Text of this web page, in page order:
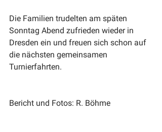
Die Familien trudelten am späten
Sonntag Abend zufrieden wieder in
Dresden ein und freuen sich schon auf
die nächsten gemeinsamen
Turnierfahrten.
Bericht und Fotos: R. Böhme